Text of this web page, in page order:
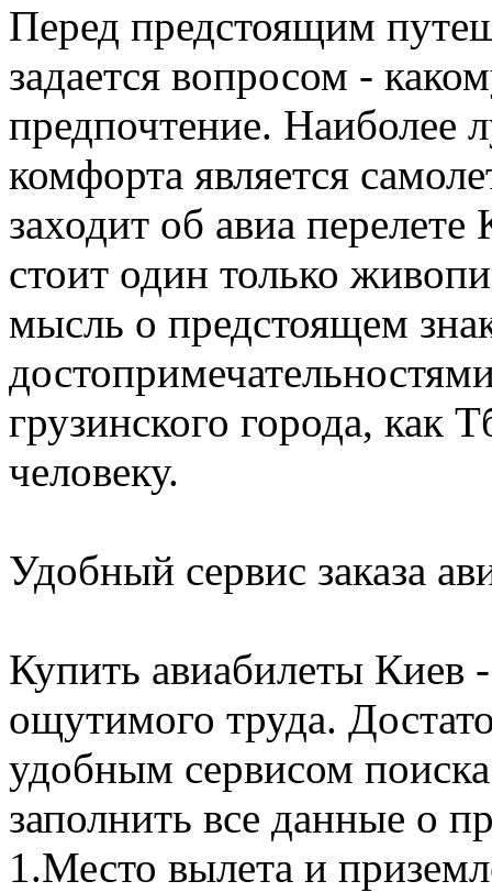
Перед предстоящим
задается вопросом -
предпочтение. Наиболее
комфорта является
заходит об авиа
стоит один только
мысль о предстоящем
грузинского города, как
человеку.
Удобный сервис заказа
Купить авиабилеты Киев
ощутимого труда.
удобным сервисом
заполнить все данные о
1.Место вылета и